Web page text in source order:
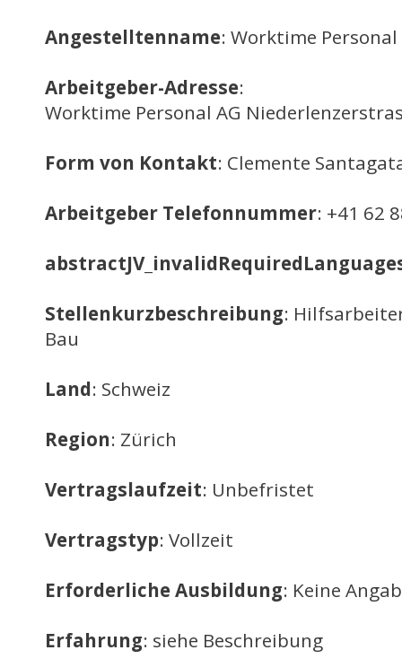
Angestelltenname: Worktime Personal
Arbeitgeber-Adresse:
Worktime Personal AG
Form von Kontakt: Clemente
Arbeitgeber Telefonnummer: +41 62
Stellenkurzbeschreibung:
Bau
Land: Schweiz
Region: Zürich
Vertragslaufzeit: Unbefristet
Vertragstyp: Vollzeit
Erforderliche Ausbildung: Keine
Erfahrung: siehe Beschreibung